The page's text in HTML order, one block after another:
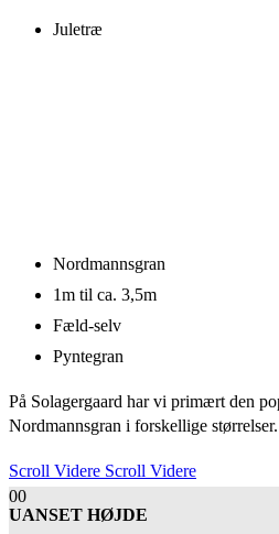
Juletræ
Nordmannsgran
1m til ca. 3,5m
Fæld-selv
Pyntegran
På Solagergaard har vi primært den
Nordmannsgran i forskellige
Scroll Videre Scroll Videre
00
UANSET HØJDE